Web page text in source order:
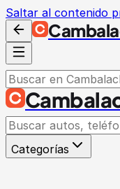
Saltar al contenido
Categorías